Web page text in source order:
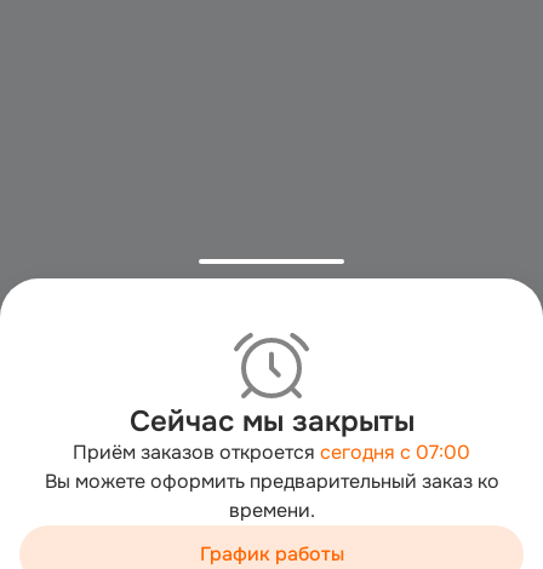
Мы используем cookies для быстрой работы сайта. Для
Продолжая пользоваться сайтом, вы принимаете
Сейчас мы закрыты
Приём заказов откроется сегодня с 07:00
Вы можете оформить предварительный заказ ко
времени.
График работы